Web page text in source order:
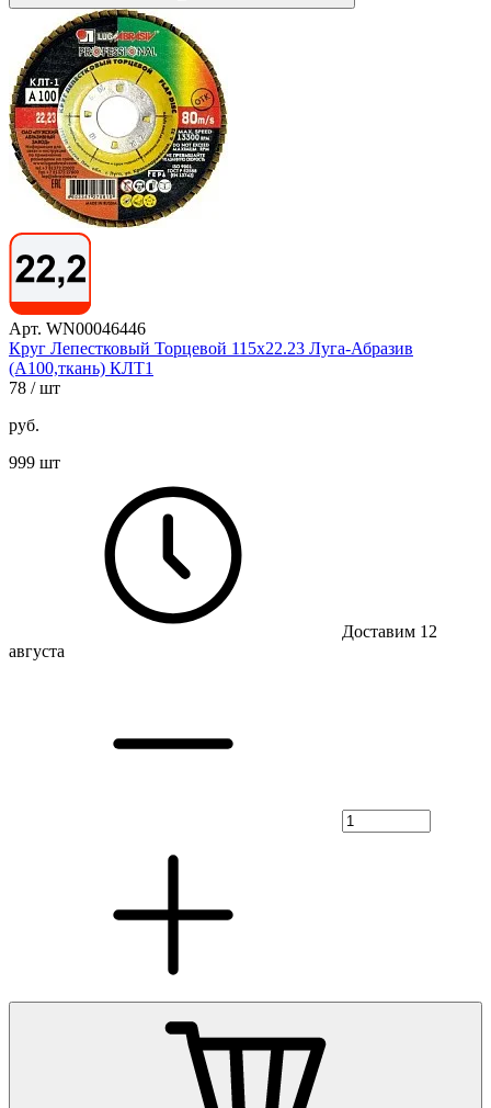
Арт. WN00046446
Круг Лепестковый Торцевой 115х22.23 Луга-Абразив
(А100,ткань) КЛТ1
78 / шт
руб.
999 шт
Доставим 12
августа